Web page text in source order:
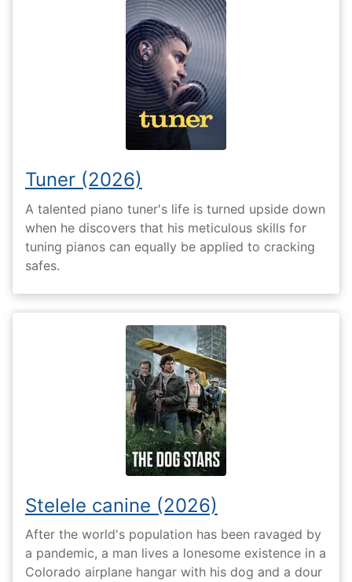
Tuner (2026)
A talented piano tuner's life is turned upside down
when he discovers that his meticulous skills for
tuning pianos can equally be applied to cracking
safes.
Stelele canine (2026)
After the world's population has been ravaged by
a pandemic, a man lives a lonesome existence in a
Colorado airplane hangar with his dog and a dour